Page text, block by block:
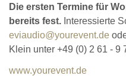
Die ersten Termine für
bereits fest. Interessierte
eviaudio@yourevent.de
Klein unter +49 (0) 2 61 - 9
www.yourevent.de